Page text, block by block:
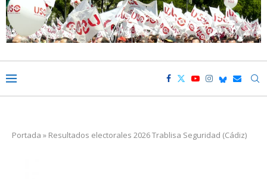
Portada » Resultados electorales 2026 Trablisa Seguridad (Cádiz)